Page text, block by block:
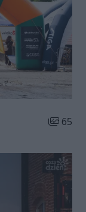
Liczba
65